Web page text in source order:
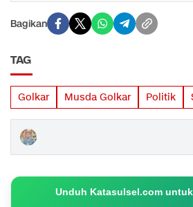
Bagikan
TAG
Golkar Musda Golkar Politik
Unduh Katasulsel.com